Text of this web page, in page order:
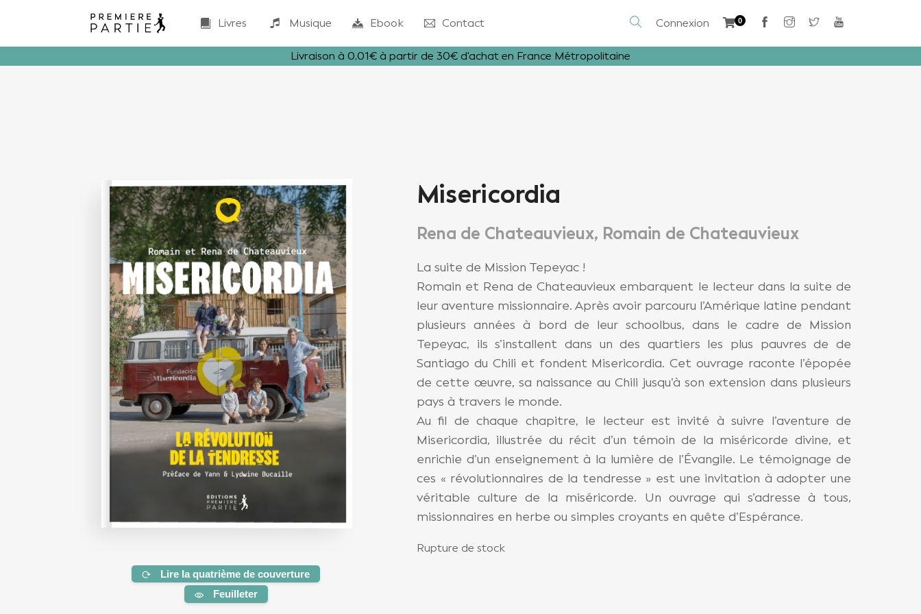
Livres Musique Ebook Contact Connexion 0
Livraison à 0,01€ à partir de 30€ d'achat en France Métropolitaine
Lire la quatrième de couverture
Feuilleter
Misericordia
Rena de Chateauvieux, Romain de Chateauvieux
La suite de Mission Tepeyac !
Romain et Rena de Chateauvieux embarquent le lecteur dans la suite de
leur aventure missionnaire. Après avoir parcouru l’Amérique latine pendant
plusieurs années à bord de leur schoolbus, dans le cadre de Mission
Tepeyac, ils s’installent dans un des quartiers les plus pauvres de de
Santiago du Chili et fondent Misericordia. Cet ouvrage raconte l’épopée
de cette œuvre, sa naissance au Chili jusqu’à son extension dans plusieurs
pays à travers le monde.
Au fil de chaque chapitre, le lecteur est invité à suivre l’aventure de
Misericordia, illustrée du récit d’un témoin de la miséricorde divine, et
enrichie d’un enseignement à la lumière de l’Évangile. Le témoignage de
ces « révolutionnaires de la tendresse » est une invitation à adopter une
véritable culture de la miséricorde. Un ouvrage qui s’adresse à tous,
missionnaires en herbe ou simples croyants en quête d’Espérance.
Rupture de stock